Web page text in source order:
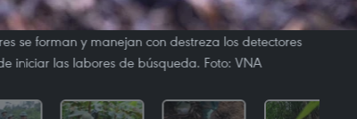
se forman y manejan con destreza los detectores
iniciar las labores de búsqueda. Foto: VNA